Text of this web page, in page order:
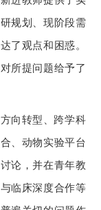
规划、现阶段需
了观点和困惑。
所提问题给予了
向转型、跨学科
、动物实验平台
论，并在青年教
临床深度合作等